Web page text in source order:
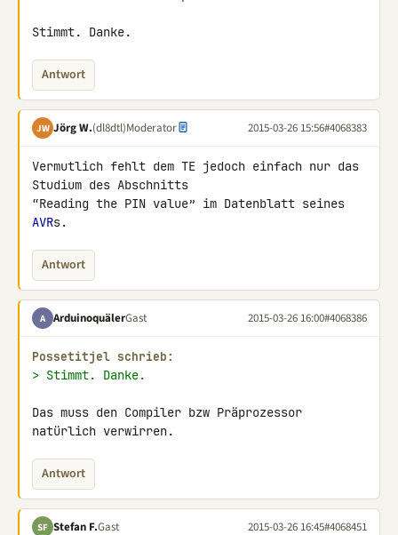
Stimmt. Danke.
Antwort
JW Jörg W.(dl8dtl)Moderator 2015-03-26 15:56#4068383
Vermutlich fehlt dem TE jedoch einfach nur das
Studium des Abschnitts
AVRs.
Antwort
A ArduinoquälerGast 2015-03-26 16:00#4068386
Possetitjel schrieb:
> Stimmt. Danke.
Das muss den Compiler bzw Präprozessor
natürlich verwirren.
Antwort
SF Stefan F.Gast 2015-03-26 16:45#4068451